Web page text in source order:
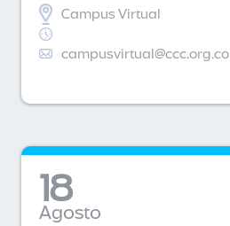
Campus Virtual
campusvirtual@ccc.org.co
18
Agosto